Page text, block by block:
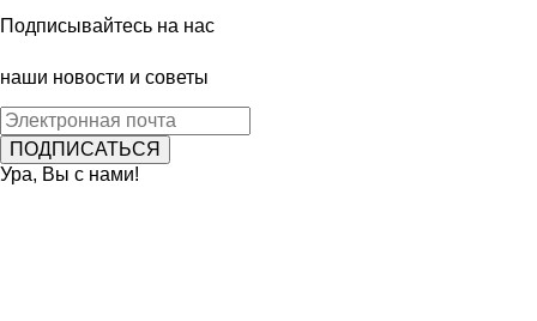
Подписывайтесь на нас
наши новости и советы
Ура, Вы с нами!